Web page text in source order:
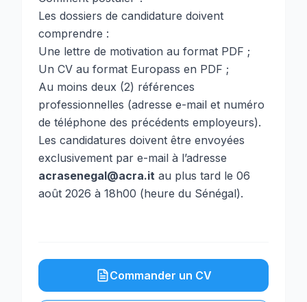
Les dossiers de candidature doivent
comprendre :
Une lettre de motivation au format PDF ;
Un CV au format Europass en PDF ;
Au moins deux (2) références
professionnelles (adresse e-mail et numéro
de téléphone des précédents employeurs).
Les candidatures doivent être envoyées
exclusivement par e-mail à l’adresse
acrasenegal@acra.it au plus tard le 06
août 2026 à 18h00 (heure du Sénégal).
Commander un CV